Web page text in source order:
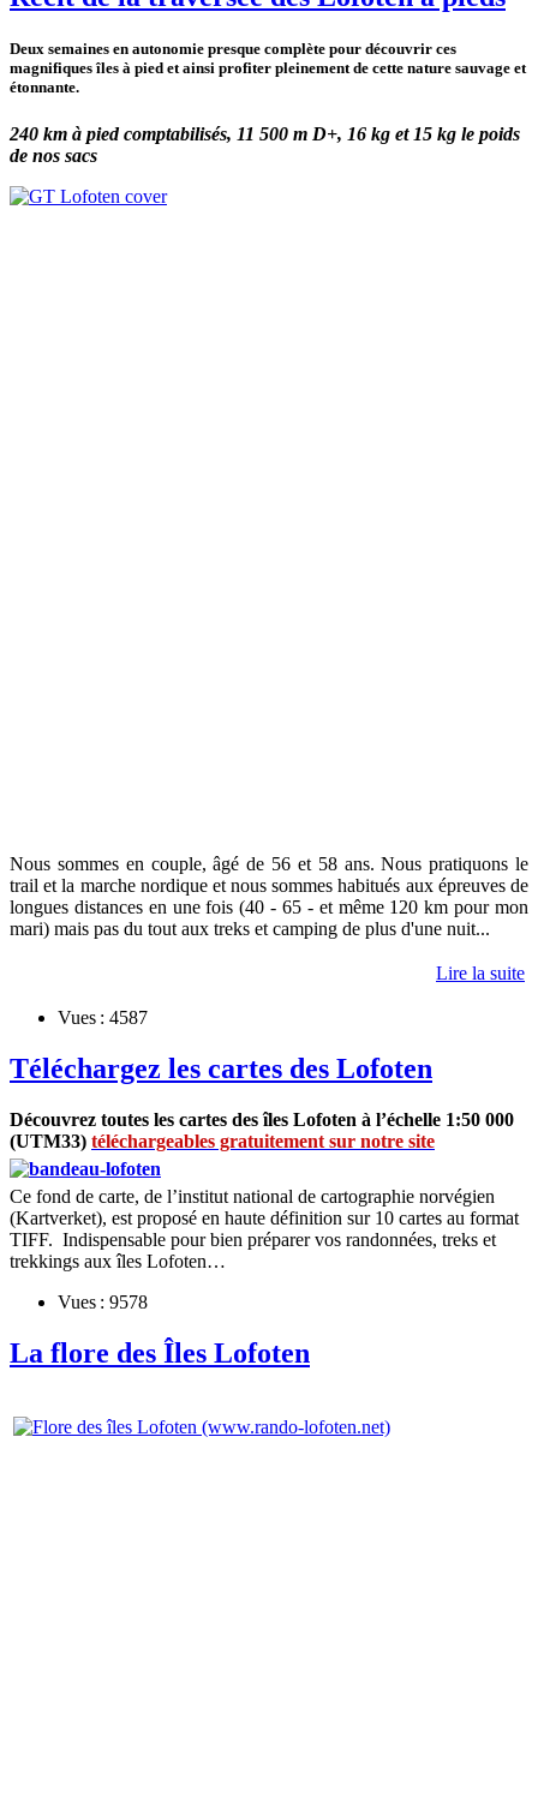
Deux semaines en autonomie presque complète pour découvrir ces
magnifiques îles à pied et ainsi profiter pleinement de cette nature sauvage et
étonnante.
240 km à pied comptabilisés, 11 500 m D+, 16 kg et 15 kg le poids
de nos sacs
Nous sommes en couple, âgé de 56 et 58 ans. Nous pratiquons le
trail et la marche nordique et nous sommes habitués aux épreuves de
longues distances en une fois (40 - 65 - et même 120 km pour mon
mari) mais pas du tout aux treks et camping de plus d'une nuit...
Lire la suite
Vues : 4587
Téléchargez les cartes des Lofoten
Découvrez toutes les cartes des îles Lofoten à l’échelle 1:50 000
(UTM33) téléchargeables gratuitement sur notre site
Ce fond de carte, de l’institut national de cartographie norvégien
(Kartverket), est proposé en haute définition sur 10 cartes au format
TIFF. Indispensable pour bien préparer vos randonnées, treks et
trekkings aux îles Lofoten…
Vues : 9578
La flore des Îles Lofoten